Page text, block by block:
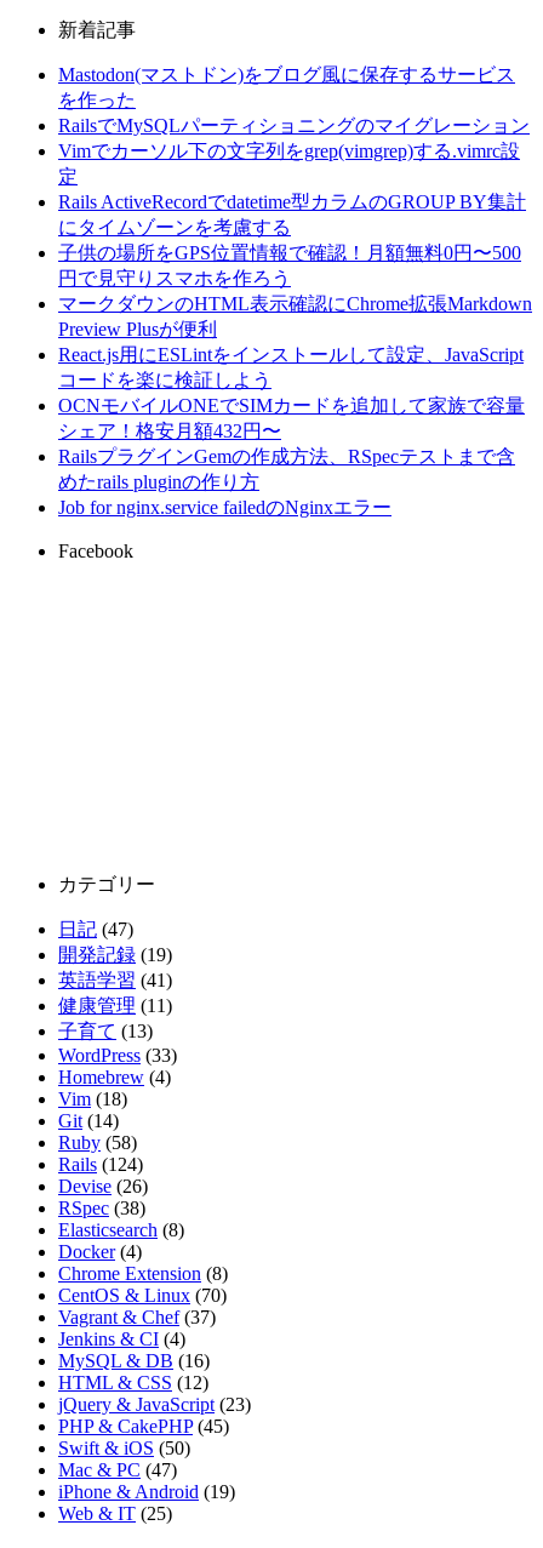
新着記事
Mastodon(マストドン)をブログ風に保存するサービス
を作った
RailsでMySQLパーティショニングのマイグレーション
Vimでカーソル下の文字列をgrep(vimgrep)する.vimrc設
定
Rails ActiveRecordでdatetime型カラムのGROUP BY集計
にタイムゾーンを考慮する
子供の場所をGPS位置情報で確認！月額無料0円〜500
円で見守りスマホを作ろう
マークダウンのHTML表示確認にChrome拡張Markdown
Preview Plusが便利
React.js用にESLintをインストールして設定、JavaScript
コードを楽に検証しよう
OCNモバイルONEでSIMカードを追加して家族で容量
シェア！格安月額432円〜
RailsプラグインGemの作成方法、RSpecテストまで含
めたrails pluginの作り方
Job for nginx.service failedのNginxエラー
Facebook
カテゴリー
日記 (47)
開発記録 (19)
英語学習 (41)
健康管理 (11)
子育て (13)
WordPress (33)
Homebrew (4)
Vim (18)
Git (14)
Ruby (58)
Rails (124)
Devise (26)
RSpec (38)
Elasticsearch (8)
Docker(4)
Chrome Extension (8)
CentOS & Linux (70)
Vagrant & Chef(37)
Jenkins & CI (4)
MySQL & DB (16)
HTML & CSS (12)
jQuery & JavaScript (23)
PHP & CakePHP(45)
Swift & iOS (50)
Mac & PC (47)
iPhone & Android (19)
Web & IT (25)